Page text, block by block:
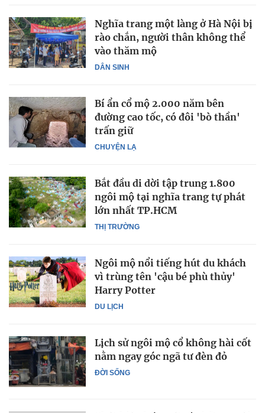
DÂN SINH
Nghĩa trang một làng ở Hà Nội bị
rào chắn, người thân không thể
vào thăm mộ
CHUYỆN LẠ
Bí ẩn cổ mộ 2.000 năm bên
đường cao tốc, có đôi 'bò thần'
trấn giữ
THỊ TRƯỜNG
Bắt đầu di dời tập trung 1.800
ngôi mộ tại nghĩa trang tự phát
lớn nhất TP.HCM
DU LỊCH
Ngôi mộ nổi tiếng hút du khách
vì trùng tên 'cậu bé phù thủy'
Harry Potter
ĐỜI SỐNG
Lịch sử ngôi mộ cổ không hài cốt
nằm ngay góc ngã tư đèn đỏ